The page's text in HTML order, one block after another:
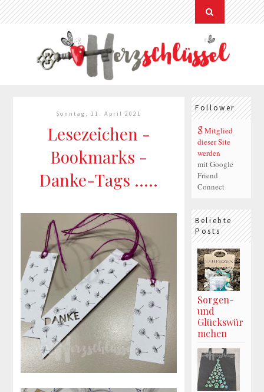
Sonntag, 11. April 2021
Lesezeichen -
Bookmarks -
Danke-Tags .....
Follower
Mitglied
dieser Site
werden
mit Google
Friend
Connect
Beliebte
Posts
Sorgen-
und
Glückswür
mchen